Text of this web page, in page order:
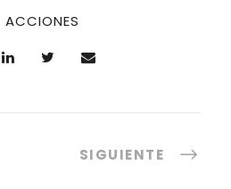
ACCIONES
SIGUIENTE